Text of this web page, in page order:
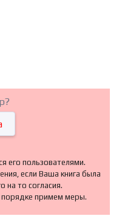
его пользователями.
если Ваша книга была
на то согласия.
порядке примем меры.